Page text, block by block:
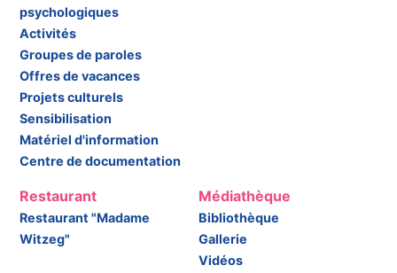
psychologiques
Activités
Groupes de paroles
Offres de vacances
Projets culturels
Sensibilisation
Matériel d'information
Centre de documentation
Restaurant
Restaurant "Madame
Witzeg"
Médiathèque
Bibliothèque
Gallerie
Vidéos